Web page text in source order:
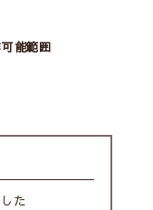
能範囲
た